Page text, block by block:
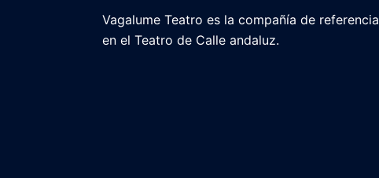
Vagalume Teatro es la compañía de referencia
en el Teatro de Calle andaluz.